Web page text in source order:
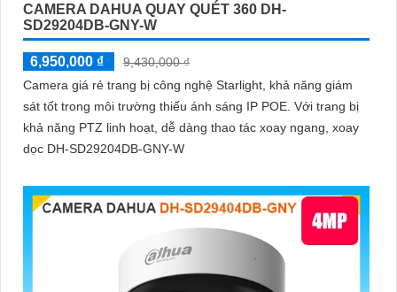
CAMERA DAHUA QUAY QUÉT 360 DH-
SD29204DB-GNY-W
6,950,000 ₫
9,430,000 ₫
Camera giá rẻ trang bị công nghệ Starlight, khả năng giám
sát tốt trong môi trường thiếu ánh sáng IP POE. Với trang bị
khả năng PTZ linh hoạt, dễ dàng thao tác xoay ngang, xoay
dọc DH-SD29204DB-GNY-W